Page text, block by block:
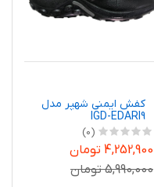
کفش ایمنی شهپر مدل
IGD-EDARI9
(0)
4,252,900 تومان
5,990,000 تومان